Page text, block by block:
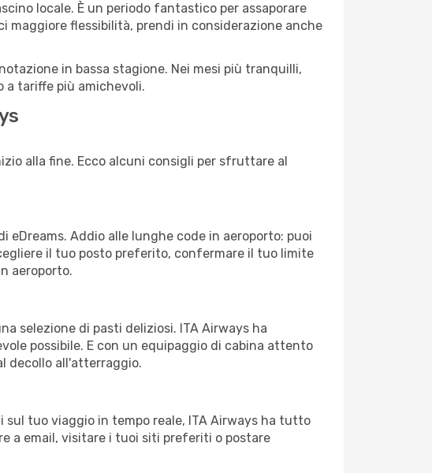
locale. È un periodo fantastico per assaporare
maggiore flessibilità, prendi in considerazione anche
in bassa stagione. Nei mesi più tranquilli,
a tariffe più amichevoli.
alla fine. Ecco alcuni consigli per sfruttare al
Addio alle lunghe code in aeroporto: puoi
il tuo posto preferito, confermare il tuo limite
aeroporto.
selezione di pasti deliziosi. ITA Airways ha
possibile. E con un equipaggio di cabina attento
decollo all'atterraggio.
tuo viaggio in tempo reale, ITA Airways ha tutto
a email, visitare i tuoi siti preferiti o postare